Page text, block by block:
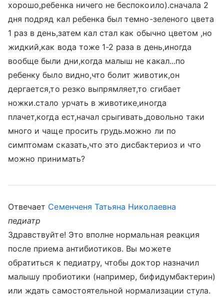
хорошо,ребенка ничего не беспокоило).сначала 2
дня подряд кал ребенка был темно-зеленого цвета
1 раз в день,затем кал стал как обычно цветом ,но
жидкий,как вода тоже 1-2 раза в день,иногда
вообще были дни,когда малыш не какал...по
ребенку было видно,что болит животик,он
дергается,то резко выпрямляет,то сгибает
ножки.стало урчать в животике,иногда
плачет,когда ест,начал срыгивать,довольно таки
много и чаще просить грудь.можно ли по
симптомам сказать,что это дисбактериоз и что
можно принимать?
Отвечает Семенченя Татьяна Николаевна
педиатр
Здравствуйте! Это вполне нормальная реакция
после приема антибиотиков. Вы можете
обратиться к педиатру, чтобы доктор назначил
малышу пробиотики (например, бифидумбактерин)
или ждать самостоятельной нормализации стула.